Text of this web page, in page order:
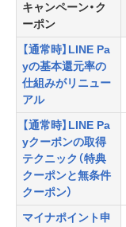
キャンペーン・ク
ーポン
【通常時】LINE Pa
yの基本還元率の
仕組みがリニュー
アル
【通常時】LINE Pa
yクーポンの取得
テクニック（特典
クーポンと無条件
クーポン）
マイナポイント申